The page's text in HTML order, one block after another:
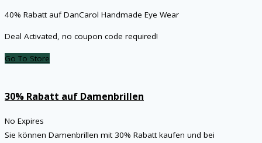
40% Rabatt auf DanCarol Handmade Eye Wear
Deal Activated, no coupon code required!
Go To Store
30% Rabatt auf Damenbrillen
No Expires
Sie können Damenbrillen mit 30% Rabatt kaufen und bei